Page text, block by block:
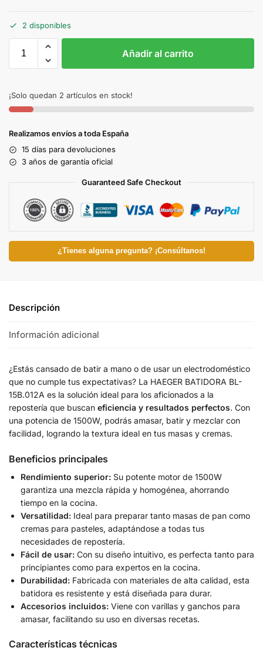
2 disponibles
Añadir al carrito
¡Solo quedan 2 artículos en stock!
Realizamos envíos a toda España
15 días para devoluciones
3 años de garantía oficial
Guaranteed Safe Checkout
¿Tienes alguna pregunta? ¡Consúltanos!
Descripción
Información adicional
¿Estás cansado de batir a mano o de usar un electrodoméstico
que no cumple tus expectativas? La HAEGER BATIDORA BL-
15B.012A es la solución ideal para los aficionados a la
repostería que buscan eficiencia y resultados perfectos. Con
una potencia de 1500W, podrás amasar, batir y mezclar con
facilidad, logrando la textura ideal en tus masas y cremas.
Beneficios principales
Rendimiento superior: Su potente motor de 1500W
garantiza una mezcla rápida y homogénea, ahorrando
tiempo en la cocina.
Versatilidad: Ideal para preparar tanto masas de pan como
cremas para pasteles, adaptándose a todas tus
necesidades de repostería.
Fácil de usar: Con su diseño intuitivo, es perfecta tanto para
principiantes como para expertos en la cocina.
Durabilidad: Fabricada con materiales de alta calidad, esta
batidora es resistente y está diseñada para durar.
Accesorios incluidos: Viene con varillas y ganchos para
amasar, facilitando su uso en diversas recetas.
Características técnicas